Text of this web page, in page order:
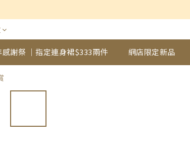
謝祭 ｜指定連身裙$333兩件 網店限定新品